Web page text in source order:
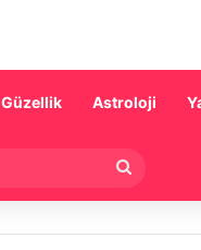
Güzellik Astroloji